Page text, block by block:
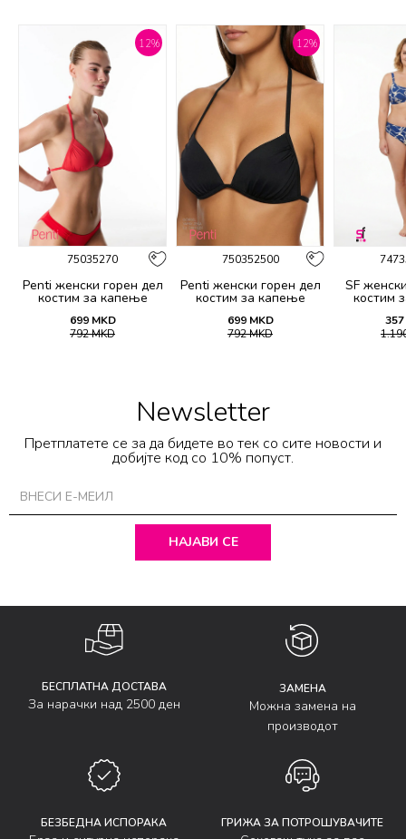
12%
75035270
Penti женски горeн дел
костим за капење
TOP
699 MKD
792MKD
12%
750352500
Penti женски горeн дел
костим за капење
TOP
699 MKD
792MKD
SF
костим
357
Newsletter
Претплатете се за да бидете во тек со сите новости и
добијте код со 10% попуст.
НАЈАВИ СЕ
БЕСПЛАТНА ДОСТАВА
За нарачки над 2500 ден
ЗАМЕНА
Можна замена на
производот
БЕЗБЕДНА ИСПОРАКА ГРИЖА ЗА ПОТРОШУВАЧИТЕ